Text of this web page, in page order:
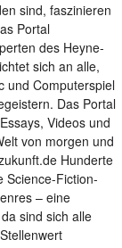
sind, faszinieren
Portal
des Heyne-
sich an alle,
und Computerspiel
Das Portal
Videos und
von morgen und
Hunderte
Science-Fiction-
– eine
sind sich alle